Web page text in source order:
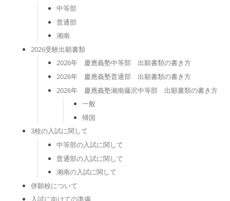
中等部
普通部
湘南
2026受験出願書類
2026年 慶應義塾中等部 出願書類の書き方
2026年 慶應義塾普通部 出願書類の書き方
2026年 慶應義塾湘南藤沢中等部 出願書類の書き方
一般
帰国
3校の入試に関して
中等部の入試に関して
普通部の入試に関して
湘南の入試に関して
併願校について